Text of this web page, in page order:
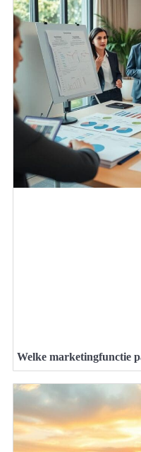
Welke marketingfunctie